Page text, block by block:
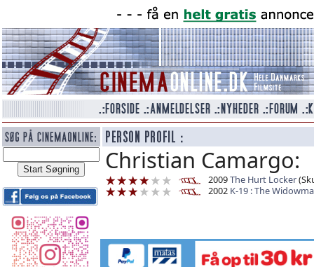
Christian Camargo:
2009The Hurt Locker
2002 K-19 : The